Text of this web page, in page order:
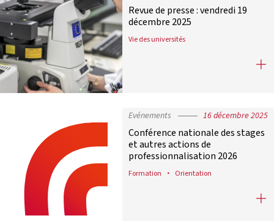
Revue de presse : vendredi 19
décembre 2025
Vie des universités
Revue de presse : vendredi 19
Evénements 16 décembre 2025
Conférence nationale des stages
et autres actions de
professionnalisation 2026
Formation Orientation
Conférence nationale des